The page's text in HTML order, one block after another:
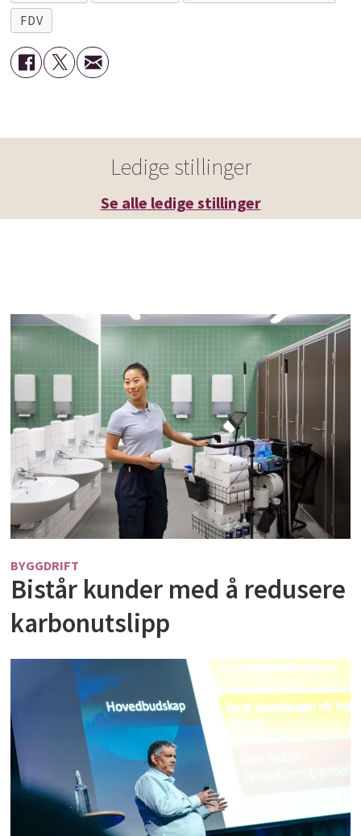
FDV
Ledige stillinger
Se alle ledige stillinger
BYGGDRIFT
Bistår kunder med å redusere
karbonutslipp